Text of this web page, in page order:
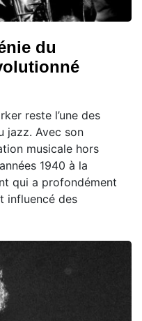
du
reste l’une des
jazz. Avec son
musicale hors
1940 à la
qui a profondément
influencé des